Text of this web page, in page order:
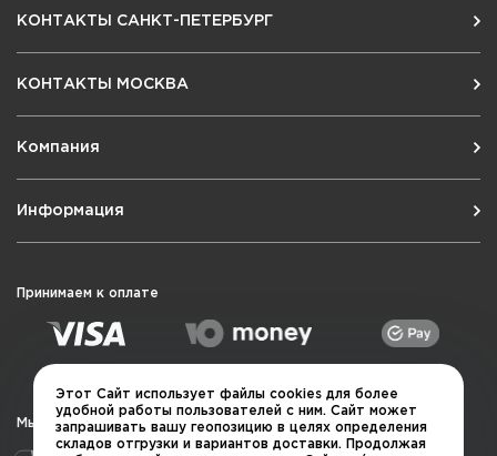
КОНТАКТЫ САНКТ-ПЕТЕРБУРГ
КОНТАКТЫ МОСКВА
Компания
Информация
Принимаем к оплате
Мы в социальных сетях
Этот Сайт использует файлы cookies для более
удобной работы пользователей с ним. Сайт может
запрашивать вашу геопозицию в целях определения
складов отгрузки и вариантов доставки. Продолжая